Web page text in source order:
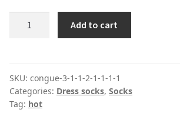
quantity
Add to cart
SKU: congue-3-1-1-2-1-1-1-1
Categories: Dress socks, Socks
Tag: hot